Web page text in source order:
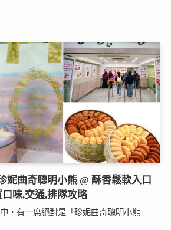
妮曲奇聰明小熊 @ 酥香鬆軟入口
味,交通,排隊攻略
，有一席絕對是「珍妮曲奇聰明小熊」